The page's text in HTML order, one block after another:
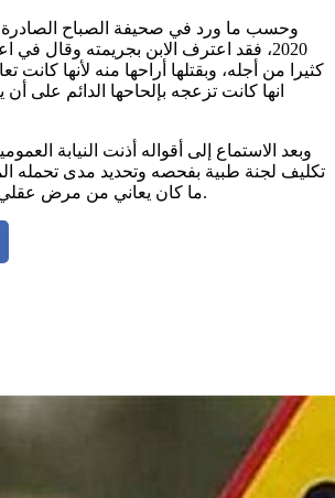
2020، فقد اعترف الابن بجريمته وقال في
كثيرا من أجله، وبقتلها أراحها منه لأنها كانت
انها كانت تزعجه بإلحاحها الدائم على
وبعد الاستماع إلى أقواله أذنت النيابة
تكليف لجنة طبية بفحصه وتحديد مدى تحمله
ما كان يعاني من مرض عقلي دفعه إلى قتل والدته.